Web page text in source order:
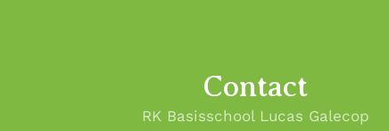
Contact
RK Basisschool Lucas Galecop